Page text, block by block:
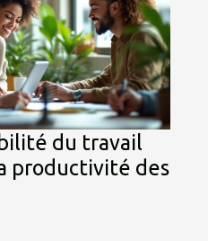
du travail
productivité des